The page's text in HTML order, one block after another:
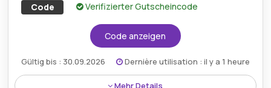
Code
Verifizierter Gutscheincode
Code anzeigen
Gültig bis : 30.09.2026 Dernière utilisation : il y a 1 heure
Mehr Details